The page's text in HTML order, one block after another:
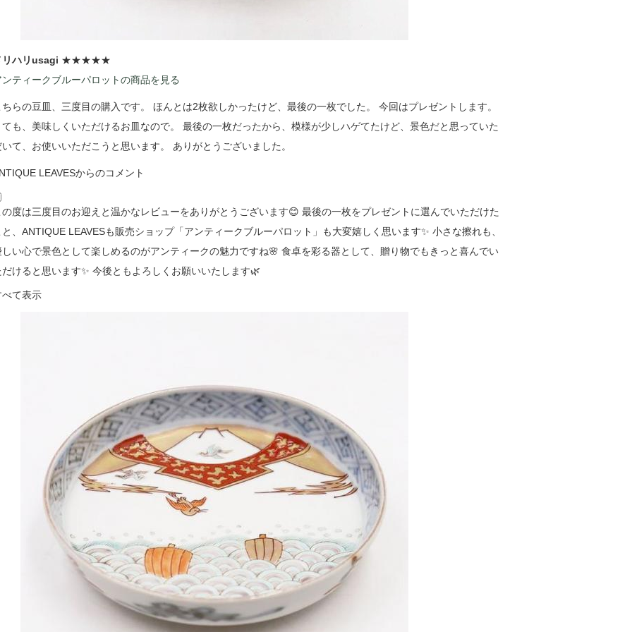
リハリusagi ★★★★★
ンティークブルーパロットの商品を見る
ちらの豆皿、三度目の購入です。 ほんとは2枚欲しかったけど、最後の一枚でした。 今回はプレゼントします。
ても、美味しくいただけるお皿なので。 最後の一枚だったから、模様が少しハゲてたけど、景色だと思っていた
いて、お使いいただこうと思います。 ありがとうございました。
LEAVESからのコメント
の度は三度目のお迎えと温かなレビューをありがとうございます😊 最後の一枚をプレゼントに選んでいただけた
と、ANTIQUE LEAVESも販売ショップ「アンティークブルーパロット」も大変嬉しく思います✨ 小さな擦れも、
しい心で景色として楽しめるのがアンティークの魅力ですね🌸 食卓を彩る器として、贈り物でもきっと喜んでい
だけると思います✨ 今後ともよろしくお願いいたします🌿
べて表示